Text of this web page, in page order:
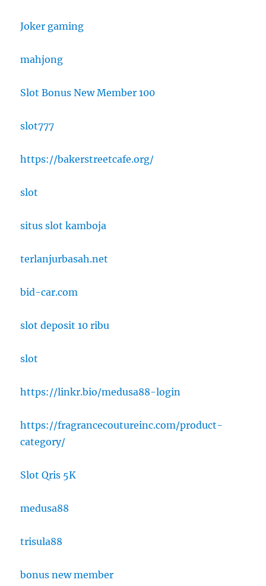
Joker gaming
mahjong
Slot Bonus New Member 100
slot777
https://bakerstreetcafe.org/
slot
situs slot kamboja
terlanjurbasah.net
bid-car.com
slot deposit 10 ribu
slot
https://linkr.bio/medusa88-login
https://fragrancecoutureinc.com/product-
category/
Slot Qris 5K
medusa88
trisula88
bonus new member